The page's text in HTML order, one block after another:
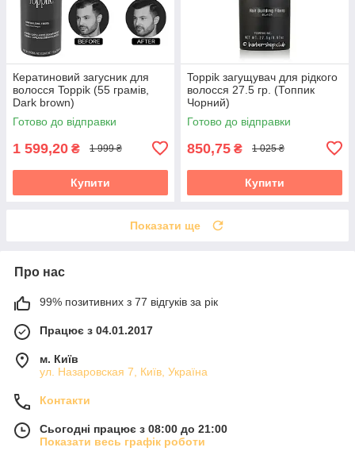
Кератиновий загусник для
волосся Toppik (55 грамів,
Dark brown)
Готово до відправки
1 599,20 ₴ 1 999 ₴
Купити
Toppik загущувач для рідкого
волосся 27.5 гр. (Топпик
Чорний)
Готово до відправки
850,75 ₴ 1 025 ₴
Купити
Показати ще
Про нас
99% позитивних з 77 відгуків за рік
Працює з 04.01.2017
м. Київ
ул. Назаровская 7, Київ, Україна
Контакти
Сьогодні працює з 08:00 до 21:00
Показати весь графік роботи